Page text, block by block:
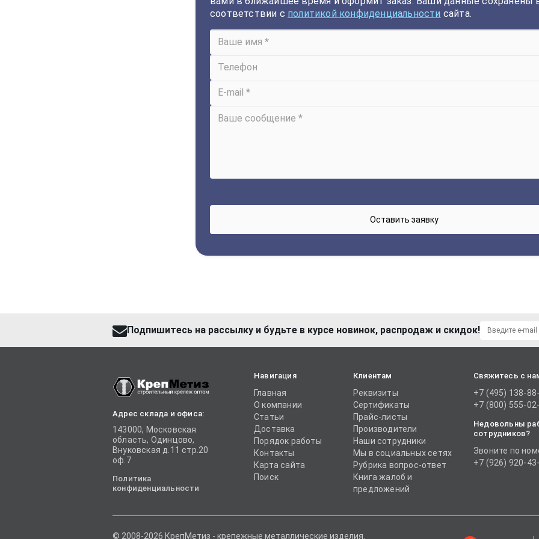
соответствии с политикой конфиденциальности сайта.
Подпишитесь на рассылку и будьте в курсе новинок, распродаж и скидок!
Адрес склада и офиса:
143000, Московская
область, Одинцово,
Внуковская д.11 стр.20
оф.7
Политика
конфиденциальности
Навигация
Главная
О компании
Статьи
Доставка
Порядок работы
Контакты
Карта сайта
Поиск
Клиентам
Реквизиты
Сертификаты
Прайс-листы
Производители
Наши сотрудники
Мы в социальных сетях
Рубрика вопрос-ответ
Книга жалоб и
предложений
Свяжитесь с
+7 (495) 138-
+7 (800) 555-
Недовольны
сотрудников?
Звоните по
+7 (926) 920-
© 2008-2026 КрепМетиз - крепежные металлические изделия.